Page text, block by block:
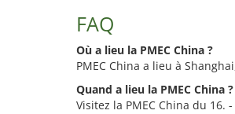
FAQ
Où a lieu la PMEC China ?
PMEC China a lieu à
Quand a lieu la PMEC China ?
Visitez la PMEC China du 16.